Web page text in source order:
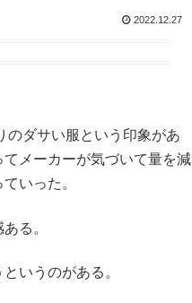
2022.12.27
のダサい服という印象があ
メーカーが気づいて量を減
いった。
る。
いうのがある。